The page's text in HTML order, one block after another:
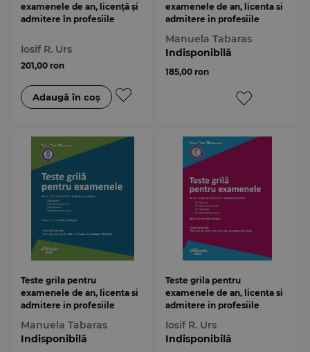
examenele de an, licență și
admitere în profesiile
Iosif R. Urs
201,00 ron
examenele de an, licenta si
admitere in profesiile
Manuela Tabaras
Indisponibilă
185,00 ron
Teste grila pentru
examenele de an, licenta si
admitere in profesiile
Manuela Tabaras
Indisponibilă
Teste grila pentru
examenele de an, licenta si
admitere in profesiile
Iosif R. Urs
Indisponibilă